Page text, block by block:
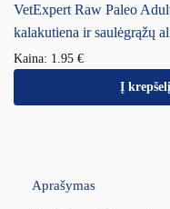
VetExpert Raw Paleo
kalakutiena ir saulėgrąžų
Kaina: 1.95 €
Į krepšelį
Aprašymas